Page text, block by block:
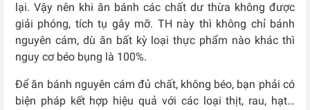
lại. Vậy nên khi ăn bánh các chất dư thừa không được
giải phóng, tích tụ gây mỡ. TH này thì không chỉ bánh
nguyên cám, dù ăn bất kỳ loại thực phẩm nào khác thì
nguy cơ béo bụng là 100%.
Để ăn bánh nguyên cám đủ chất, không béo, bạn phải có
biện pháp kết hợp hiệu quả với các loại thịt, rau, hạt…